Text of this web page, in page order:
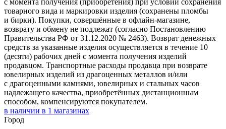
товарного вида и маркировки изделия (сохранены пломбы
и бирки). Покупки, совершённые в офлайн-магазине,
возврату и обмену не подлежат (согласно Постановлению
Правительства РФ от 31.12.2020 № 2463). Возврат денежных
средств за указанные изделия осуществляется в течение 10
(десяти) рабочих дней с момента получения изделий
продавцом. Транспортные расходы продавца при возврате
ювелирных изделий из драгоценных металлов и/или
с драгоценными камнями, ювелирных и стальных часов
надлежащего качества, приобретённых дистанционным
способом, компенсируются покупателем.
в наличии в 1 магазинах
Город